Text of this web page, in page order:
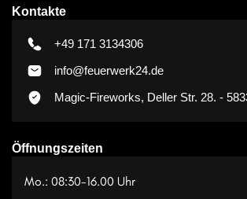
Kontakte
+49 171 3134306
info@feuerwerk24.de
Magic-Fireworks, Deller Str. 28. -
Öffnungszeiten
Mo.: 08:30-16.00 Uhr